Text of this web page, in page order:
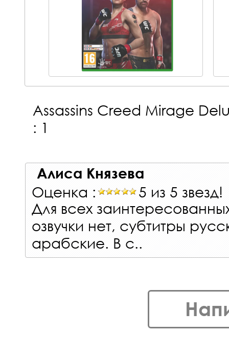
Assassins Creed Mirage
: 1
Алиса Князева
Оценка :
5 из 5 звезд!
Для всех
озвучки нет, субтитры
арабские. В с..